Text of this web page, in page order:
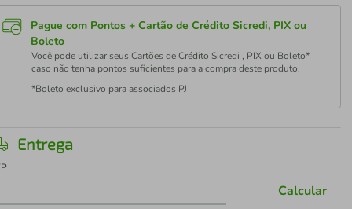
Pague com Pontos + Cartão de Crédito Sicredi, PIX ou
Boleto
Você pode utilizar seus Cartões de Crédito Sicredi , PIX ou Boleto*
caso não tenha pontos suficientes para a compra deste produto.
*Boleto exclusivo para associados PJ
Entrega
Calcular